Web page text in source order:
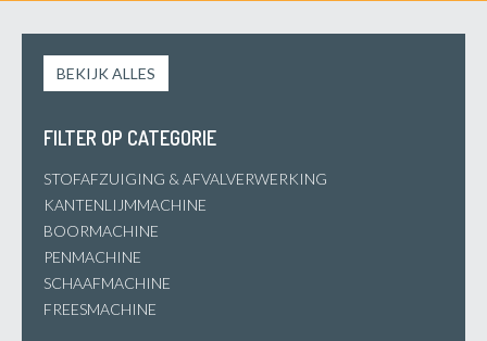
BEKIJK ALLES
FILTER OP CATEGORIE
STOFAFZUIGING & AFVALVERWERKING
KANTENLIJMMACHINE
BOORMACHINE
PENMACHINE
SCHAAFMACHINE
FREESMACHINE